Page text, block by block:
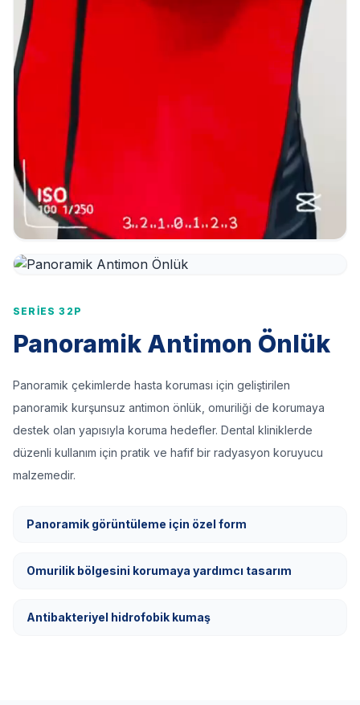
SERIES 32P
Panoramik Antimon Önlük
Panoramik çekimlerde hasta koruması için geliştirilen
panoramik kurşunsuz antimon önlük, omuriliği de korumaya
destek olan yapısıyla koruma hedefler. Dental kliniklerde
düzenli kullanım için pratik ve hafif bir radyasyon koruyucu
malzemedir.
Panoramik görüntüleme için özel form
Omurilik bölgesini korumaya yardımcı tasarım
Antibakteriyel hidrofobik kumaş